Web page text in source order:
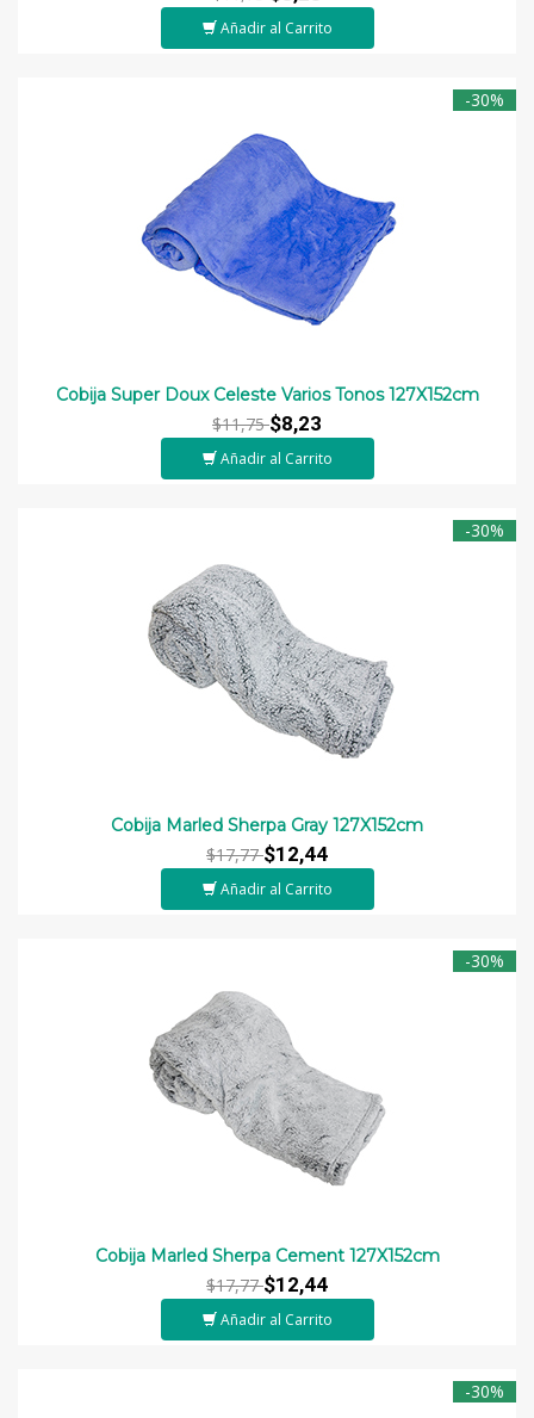
Añadir al Carrito
-30%
Cobija Super Doux Celeste Varios Tonos 127X152cm
$11,75$8,23
Añadir al Carrito
-30%
Cobija Marled Sherpa Gray 127X152cm
$17,77$12,44
Añadir al Carrito
-30%
Cobija Marled Sherpa Cement 127X152cm
$17,77$12,44
Añadir al Carrito
-30%